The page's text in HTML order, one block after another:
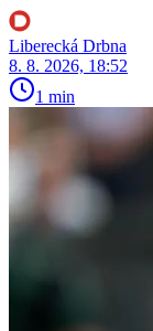
Liberecká Drbna
8. 8. 2026, 18:52
1 min